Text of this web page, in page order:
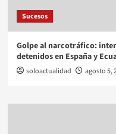
Sucesos
Golpe al narcotráfico:
detenidos en España y
soloactualidad agosto 5,